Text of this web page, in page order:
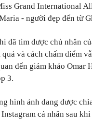
Grand International
- người đẹp đến từ
đã tìm được chủ nhân
và cách chấm điểm
đến giám khảo Omar
3.
hình ảnh đang được
cá nhân sau